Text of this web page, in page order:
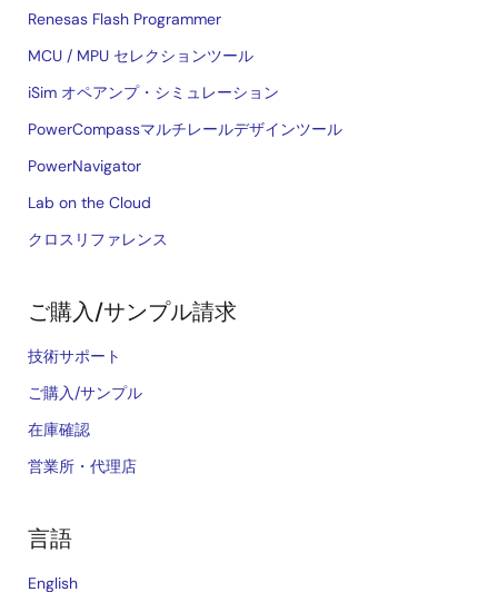
Renesas Flash Programmer
MCU / MPU セレクションツール
iSim オペアンプ・シミュレーション
PowerCompassマルチレールデザインツール
PowerNavigator
Lab on the Cloud
クロスリファレンス
ご購入/サンプル請求
技術サポート
ご購入/サンプル
在庫確認
営業所・代理店
言語
English